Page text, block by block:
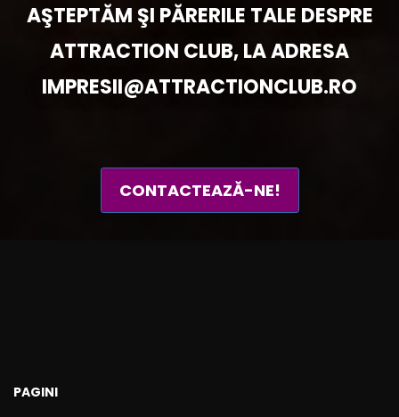
AŞTEPTĂM ŞI PĂRERILE TALE DESPRE
ATTRACTION CLUB, LA ADRESA
IMPRESII@ATTRACTIONCLUB.RO
CONTACTEAZĂ-NE!
PAGINI